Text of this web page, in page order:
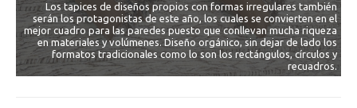
Los tapices de diseños propios con formas irregulares también
serán los protagonistas de este año, los cuales se convierten en el
mejor cuadro para las paredes puesto que conllevan mucha riqueza
en materiales y volúmenes. Diseño orgánico, sin dejar de lado los
formatos tradicionales como lo son los rectángulos, círculos y
recuadros.